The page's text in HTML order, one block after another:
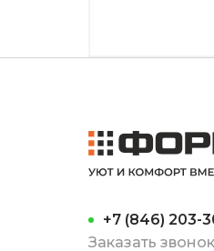
+7 (846) 203-
Заказать звонок